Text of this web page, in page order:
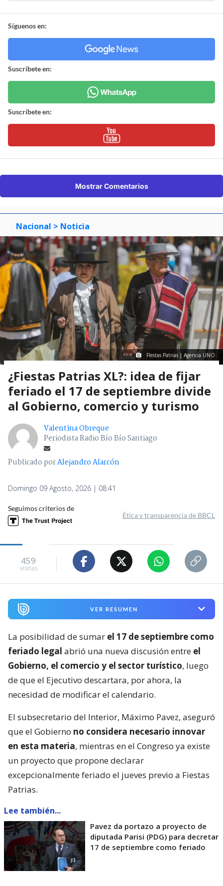
Síguenos en:
Suscríbete en:
Suscríbete en:
Mostrar Comentarios
Nacional > Noticia
FIestas Patrias | Agencia UNO
¿Fiestas Patrias XL?: idea de fijar
feriado el 17 de septiembre divide
al Gobierno, comercio y turismo
Valentina Obreque
Periodista Radio Bío Bío Santiago
Publicado porAlejandro Alarcón
Domingo 09 Agosto, 2026 | 08:41
Seguimos criterios de
Ética y transparencia de BBCL
459
visitas
VER RESUMEN
La posibilidad de sumar el 17 de septiembre como
feriado legal abrió una nueva discusión entre el
Gobierno, el comercio y el sector turístico, luego
de que el Ejecutivo descartara, por ahora, la
necesidad de modificar el calendario.
El subsecretario del Interior, Máximo Pavez, aseguró
que el Gobierno no considera necesario innovar
en esta materia, mientras en el Congreso ya existe
un proyecto que propone declarar
excepcionalmente feriado el jueves previo a Fiestas
Patrias.
Lee también...
Pavez da portazo a proyecto de
diputada Parisi (PDG) para decretar
17 de septiembre como feriado